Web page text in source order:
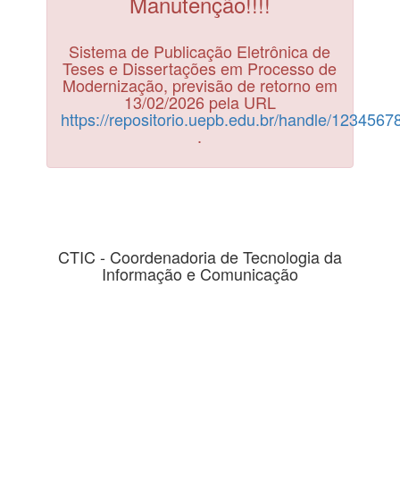
Sistema de Publicação Eletrônica de
Teses e Dissertações em Processo de
Modernização, previsão de retorno em
13/02/2026 pela URL
https://repositorio.uepb.edu.br/handle/
.
CTIC - Coordenadoria de Tecnologia da
Informação e Comunicação